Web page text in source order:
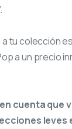
tu colección
a un precio
cuenta que
leves